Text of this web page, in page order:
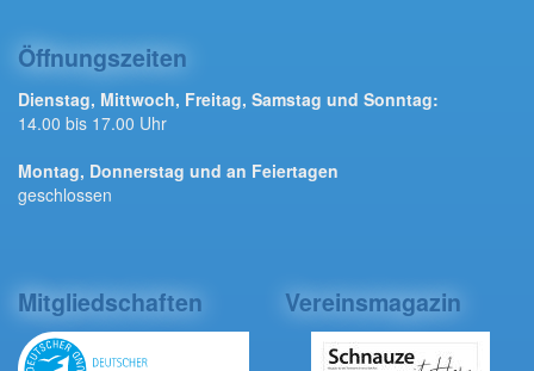
Öffnungszeiten
Dienstag, Mittwoch, Freitag, Samstag und Sonntag:
14.00 bis 17.00 Uhr
Montag, Donnerstag und an Feiertagen
geschlossen
Mitgliedschaften Vereinsmagazin